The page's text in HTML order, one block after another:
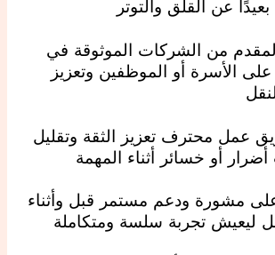
عن القلق والتوتر
من الشركات الموثوقة في
الأسرة أو الموظفين وتعزيز
عمل محترف تعزيز الثقة وتقليل
أو خسائر أثناء المهمة
مشورة ودعم مستمر قبل وأثناء
ليعيش تجربة سلسة ومتكاملة